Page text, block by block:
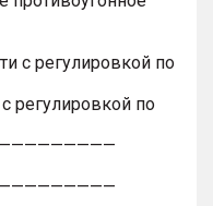
с регулировкой по
регулировкой по